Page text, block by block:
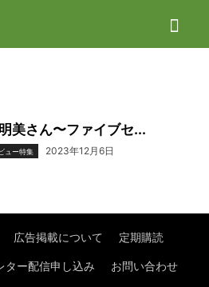
美さん〜ファイブセ...
ュー特集 2023年12月6日
広告掲載について 定期購読
ター配信申し込み お問い合わせ